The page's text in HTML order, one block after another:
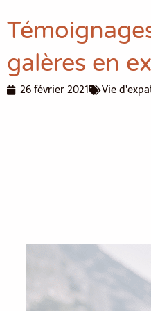
galères en
26 février 2021 Vie